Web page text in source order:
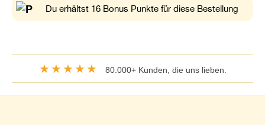
Du erhältst 16 Bonus Punkte für diese Bestellung
★★★★★ 80.000+ Kunden, die uns lieben.